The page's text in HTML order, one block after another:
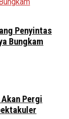
Penyintas
Bungkam
Pergi